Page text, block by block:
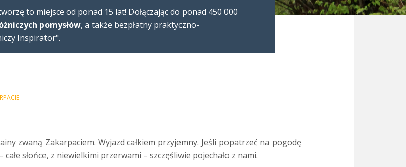
to miejsce od ponad 15 lat! Dołączając do ponad 450 000
pomysłów, a także bezpłatny praktyczno-
Inspirator".
zwaną Zakarpaciem. Wyjazd całkiem przyjemny. Jeśli popatrzeć na pogodę
słońce, z niewielkimi przerwami – szczęśliwie pojechało z nami.